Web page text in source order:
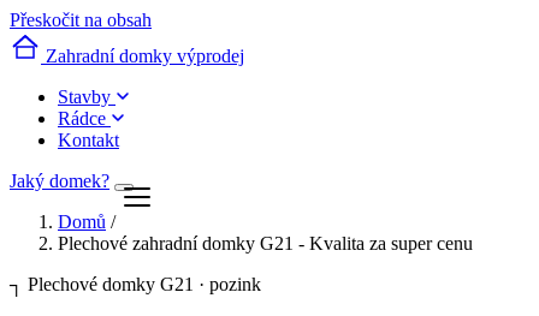
Přeskočit na obsah
Zahradní domky výprodej
Stavby
Rádce
Kontakt
Jaký domek?
Domů /
Plechové zahradní domky G21 - Kvalita za super cenu
┐ Plechové domky G21 · pozink